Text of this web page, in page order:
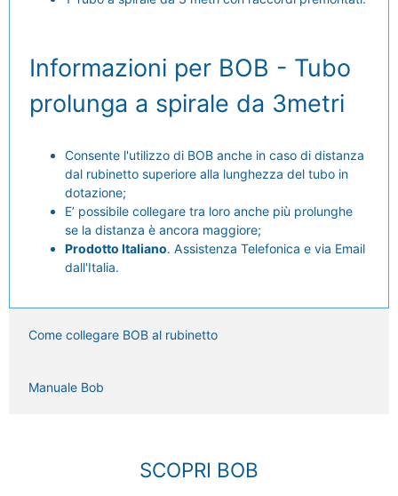
Informazioni per BOB - Tubo
prolunga a spirale da 3metri
Consente l'utilizzo di BOB anche in caso di distanza
dal rubinetto superiore alla lunghezza del tubo in
dotazione;
E’ possibile collegare tra loro anche più prolunghe
se la distanza è ancora maggiore;
Prodotto Italiano. Assistenza Telefonica e via Email
dall'Italia.
Come collegare BOB al rubinetto
Manuale Bob
SCOPRI BOB